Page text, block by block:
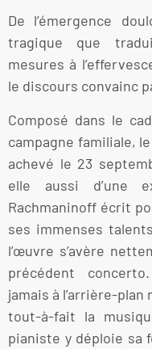
De l’émergence
tragique que
mesures à
le discours convainc
Composé dans le
campagne familiale,
achevé le 23
elle aussi d’une
Rachmaninoff écrit
ses immenses
l’œuvre s’avère
précédent
jamais à l’arrière-
tout-à-fait la
pianiste y déploie sa